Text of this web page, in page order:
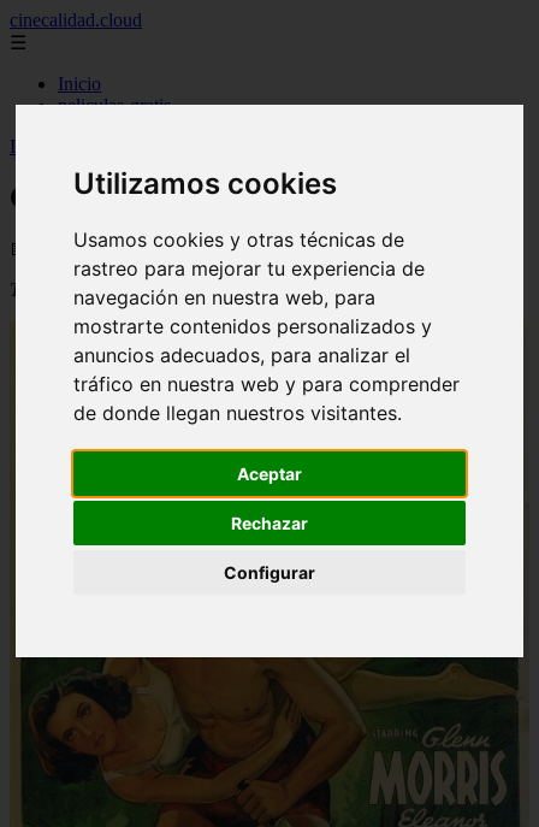
Utilizamos cookies
Usamos cookies y otras técnicas de
rastreo para mejorar tu experiencia de
navegación en nuestra web, para
mostrarte contenidos personalizados y
anuncios adecuados, para analizar el
tráfico en nuestra web y para comprender
de donde llegan nuestros visitantes.
Aceptar
Rechazar
Configurar
cinecalidad.cloud
☰
Inicio
peliculas-gratis
Inicio
Cine de Calidad: La venganza de Tarzán
📅 02/09/2025
Título original :Tarzan’s Revenge